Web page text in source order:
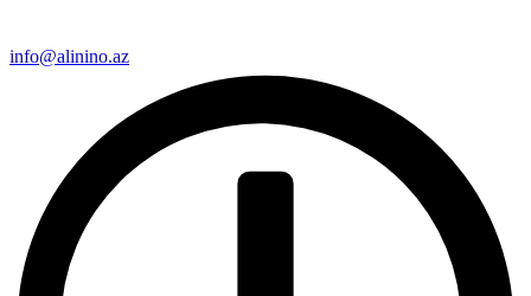
info@alinino.az